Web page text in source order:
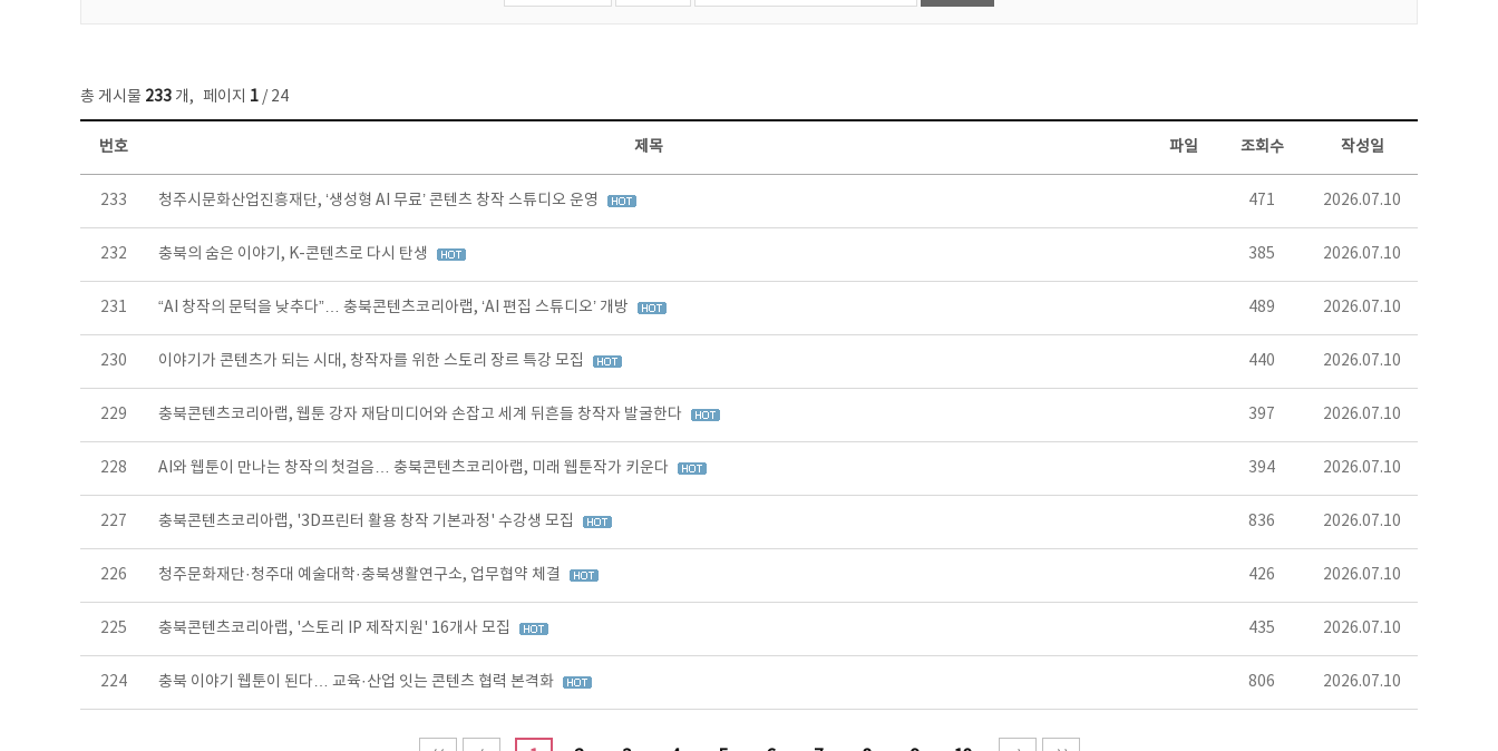
총 게시물 233 개, 페이지 1 / 24
보도자료 목록 - 번호, 제목, 작성자, 파일, 조회수, 작성일 정보 제공
번호 제목 파일 조회수 작성일
233 청주시문화산업진흥재단, ‘생성형 AI 무료’ 콘텐츠 창작 스튜디오 운영 471 2026.07.10
232 충북의 숨은 이야기, K-콘텐츠로 다시 탄생 385 2026.07.10
231 “AI 창작의 문턱을 낮추다”… 충북콘텐츠코리아랩, ‘AI 편집 스튜디오’ 개방 489 2026.07.10
230 이야기가 콘텐츠가 되는 시대, 창작자를 위한 스토리 장르 특강 모집 440 2026.07.10
229 충북콘텐츠코리아랩, 웹툰 강자 재담미디어와 손잡고 세계 뒤흔들 창작자 발굴한다 397 2026.07.10
228 AI와 웹툰이 만나는 창작의 첫걸음… 충북콘텐츠코리아랩, 미래 웹툰작가 키운다 394 2026.07.10
227 충북콘텐츠코리아랩, '3D프린터 활용 창작 기본과정' 수강생 모집 836 2026.07.10
226 청주문화재단·청주대 예술대학·충북생활연구소, 업무협약 체결 426 2026.07.10
225 충북콘텐츠코리아랩, '스토리 IP 제작지원' 16개사 모집 435 2026.07.10
224 충북 이야기 웹툰이 된다… 교육·산업 잇는 콘텐츠 협력 본격화 806 2026.07.10